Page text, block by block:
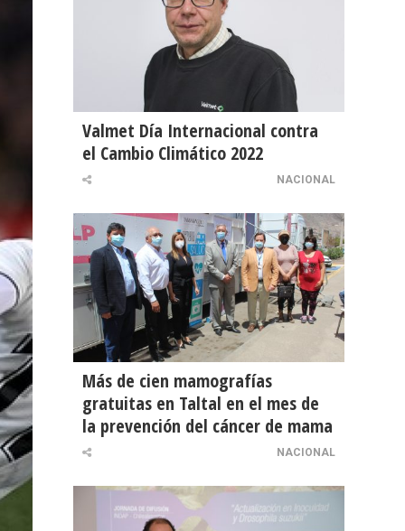
Valmet Día Internacional contra
el Cambio Climático 2022
NACIONAL
Más de cien mamografías
gratuitas en Taltal en el mes de
la prevención del cáncer de mama
NACIONAL